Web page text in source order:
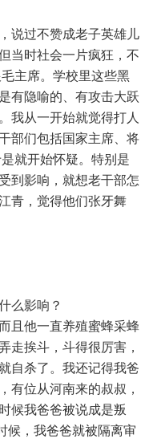
说过不赞成老子英雄儿
当时社会一片疯狂，不
主席。学校里这些黑
有隐喻的、有攻击大跃
我从一开始就觉得打人
部们包括国家主席、将
就开始怀疑。特别是
到影响，就想老干部怎
青，觉得他们张牙舞
么影响？
且他一直养殖蜜蜂采蜂
走挨斗，斗得很厉害，
自杀了。我还记得我爸
有位从河南来的叔叔，
候我爸爸被说成是叛
候，我爸爸就被隔离审